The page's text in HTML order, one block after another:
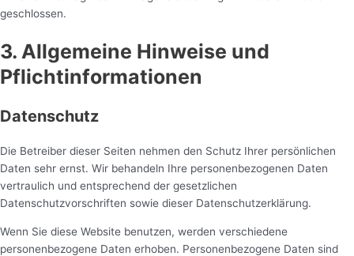
geschlossen.
3. Allgemeine Hinweise und
Pflichtinformationen
Datenschutz
Die Betreiber dieser Seiten nehmen den Schutz Ihrer persönlichen
Daten sehr ernst. Wir behandeln Ihre personenbezogenen Daten
vertraulich und entsprechend der gesetzlichen
Datenschutzvorschriften sowie dieser Datenschutzerklärung.
Wenn Sie diese Website benutzen, werden verschiedene
personenbezogene Daten erhoben. Personenbezogene Daten sind